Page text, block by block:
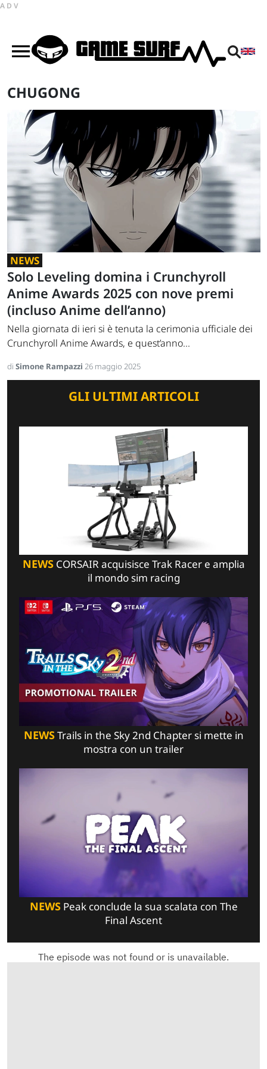
ADV
CHUGONG
NEWS
Solo Leveling domina i Crunchyroll
Anime Awards 2025 con nove premi
(incluso Anime dell’anno)
Nella giornata di ieri si è tenuta la cerimonia ufficiale dei
Crunchyroll Anime Awards, e quest’anno...
di Simone Rampazzi 26 maggio 2025
GLI ULTIMI ARTICOLI
NEWSCORSAIR acquisisce Trak Racer e amplia
il mondo sim racing
NEWSTrails in the Sky 2nd Chapter si mette in
mostra con un trailer
NEWSPeak conclude la sua scalata con The
Final Ascent